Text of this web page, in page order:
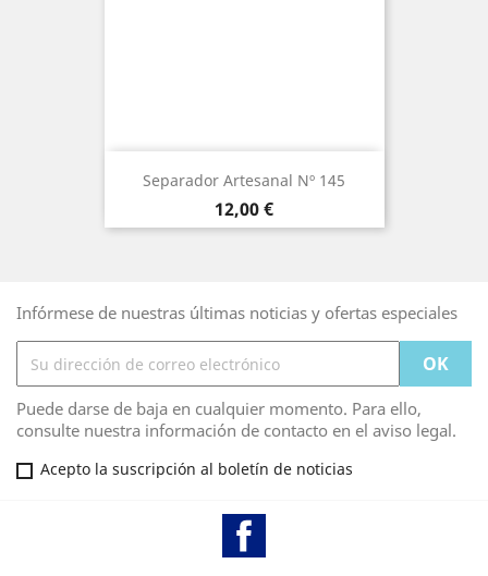
Separador Artesanal Nº 145
Precio
12,00 €
Infórmese de nuestras últimas noticias y ofertas especiales
Puede darse de baja en cualquier momento. Para ello,
consulte nuestra información de contacto en el aviso legal.
Acepto la suscripción al boletín de noticias